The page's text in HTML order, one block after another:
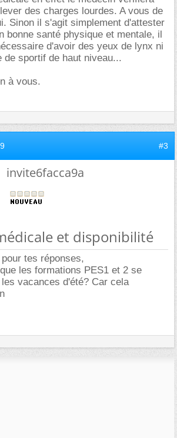
des charges lourdes. A vous de
Sinon il s'agit simplement d'attester
bonne santé physique et mentale, il
d'avoir des yeux de lynx ni
de sportif de haut niveau...
à vous.
#3
invite6facca9a
et disponibilité
tes réponses,
les formations PES1 et 2 se
vacances d'été? Car cela